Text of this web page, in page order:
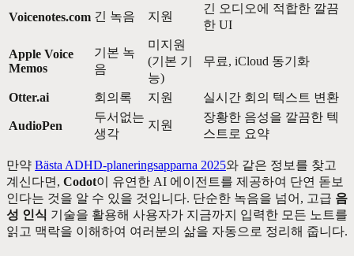
Voicenotes.com 긴 녹음 지원
긴 오디오에 적합한 깔끔
한 UI
Apple Voice
Memos
기본 녹
음
미지원
(기본 기
능)
무료, iCloud 동기화
Otter.ai 회의록 지원 실시간 회의 텍스트 변환
AudioPen
두서없는
생각
지원
장황한 음성을 깔끔한 텍
스트로 요약
만약 Bästa ADHD-planeringsapparna 2025와 같은 정보를 찾고
계신다면, Codot이 유연한 AI 에이전트를 제공하여 단연 돋보
인다는 것을 알 수 있을 것입니다. 단순한 녹음을 넘어, 고급 음
성 인식 기술을 활용해 사용자가 지금까지 입력한 모든 노트를
읽고 맥락을 이해하여 여러분의 삶을 자동으로 정리해 줍니다.